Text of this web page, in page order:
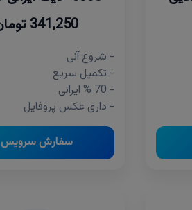
341,250 تومان
- شروع آنی
- تکمیل سریع
- 70 % ایرانی
- داری عکس پروفایل
سفارش سرویس